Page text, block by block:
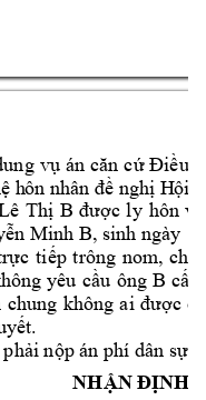
vụ án căn cứ Điều
hôn nhân đề nghị Hội
Thị B được ly hôn v
n Minh B, sinh ngày
tiếp trông nom,
yêu cầu ông B cấp
chung không ai được
phải nộp án phí dân sự
NHẬN ĐỊNH